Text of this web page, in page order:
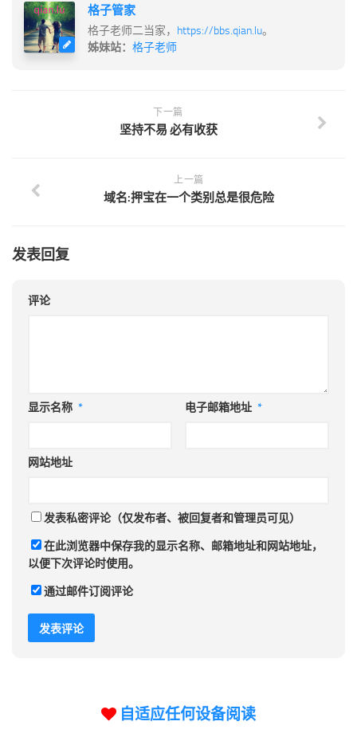
格子管家
格子老师二当家， https://bbs.qian.lu。
姊妹站： 格子老师
下一篇
坚持不易 必有收获
上一篇
域名:押宝在一个类别总是很危险
发表回复
评论
显示名称 * 电子邮箱地址 *
网站地址
发表私密评论（仅发布者、被回复者和管理员可见）
在此浏览器中保存我的显示名称、邮箱地址和网站地址，
以便下次评论时使用。
通过邮件订阅评论
自适应任何设备阅读